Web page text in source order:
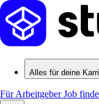
Alles für deine
Für ArbeitgeberJob